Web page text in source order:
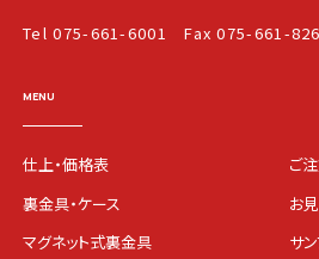
Tel 075-661-6001Fax 075-661-
MENU
仕上・価格表
裏金具・ケース
マグネット式裏金具
ご
お
サ